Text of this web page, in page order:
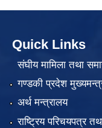
Quick Links
संघीय मामिला तथा
गण्डकी प्रदेश
अर्थ मन्त्रालय
राष्ट्रिय परिचयपत्र